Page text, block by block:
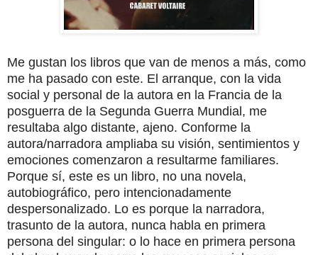
Me gustan los libros que van de menos a más, como
me ha pasado con este. El arranque, con la vida
social y personal de la autora en la Francia de la
posguerra de la Segunda Guerra Mundial, me
resultaba algo distante, ajeno. Conforme la
autora/narradora ampliaba su visión, sentimientos y
emociones comenzaron a resultarme familiares.
Porque sí, este es un libro, no una novela,
autobiográfico, pero intencionadamente
despersonalizado. Lo es porque la narradora,
trasunto de la autora, nunca habla en primera
persona del singular: o lo hace en primera persona